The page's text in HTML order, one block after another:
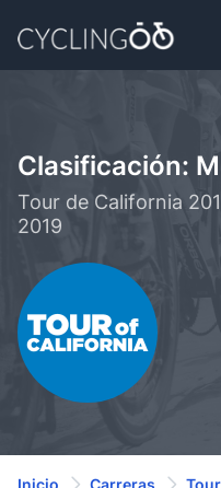
Clasificación:
Tour de California
2019
Inicio Carreras